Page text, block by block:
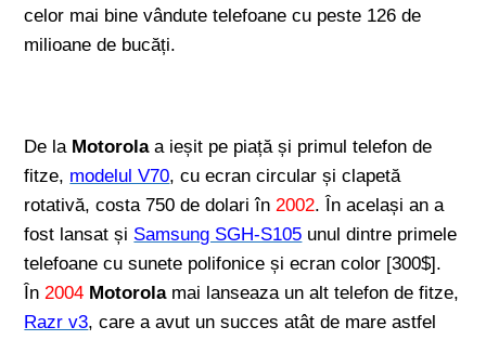
celor mai bine vândute telefoane cu peste 126 de
milioane de bucăți.
De la Motorolaa ieșit pe piață și primul telefon de
fitze, modelul V70, cu ecran circular și clapetă
rotativă, costa 750 de dolari în2002. În același an a
fost lansat și Samsung SGH-S105 unul dintre primele
telefoane cu sunete polifonice și ecran color [300$].
În2004 Motorolamai lanseaza un alt telefon de fitze,
Razr v3, care a avut un succes atât de mare astfel